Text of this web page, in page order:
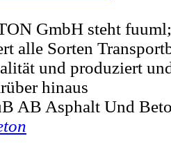
GmbH steht
alle Sorten
und produziert
hinaus
AB Asphalt Und